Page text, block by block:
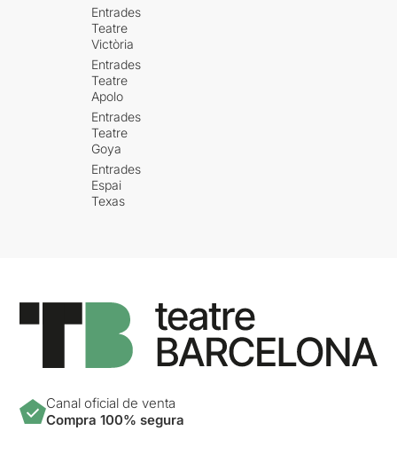
Entrades
Teatre
Victòria
Entrades
Teatre
Apolo
Entrades
Teatre
Goya
Entrades
Espai
Texas
Canal oficial de venta
Compra 100% segura